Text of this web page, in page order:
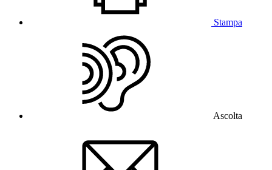
Stampa
Ascolta